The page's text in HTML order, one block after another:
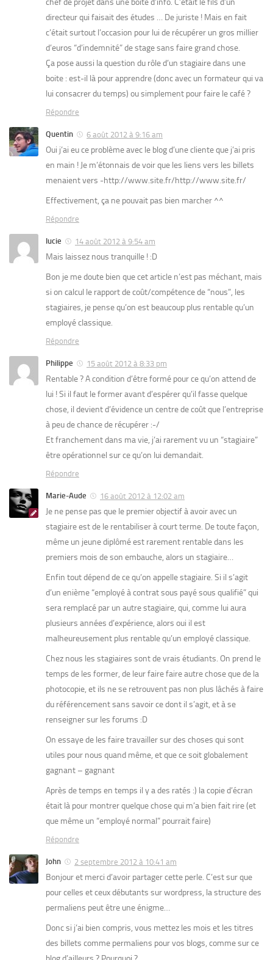
chef de projet dans une boite d’info. C’était le fils d’un
directeur qui faisait des études … De juriste ! Mais en fait
c’était surtout l’occasion pour lui de récupérer un gros millier
d’euros “d’indemnité” de stage sans faire grand chose.
Ça pose aussi la question du rôle d’un stagiaire dans une
boite : est-il là pour apprendre (donc avec un formateur qui va
lui consacrer du temps) ou simplement pour faire le café ?
Répondre
Quentin 6 août 2012 à 9:16 am
Oui j’ai eu ce problème avec le blog d’une cliente que j’ai pris
en main ! Je m’étonnais de voir que les liens vers les billets
menaient vers -http://www.site.fr/http://www.site.fr/
Effectivement, ça ne pouvait pas bien marcher ^^
Répondre
lucie 14 août 2012 à 9:54 am
Mais laissez nous tranquille ! :D
Bon je me doute bien que cet article n’est pas méchant, mais
si on calcul le rapport de coût/compétence de “nous”, les
stagiaires, je pense qu’on est beaucoup plus rentable qu’un
employé classique.
Répondre
Philippe 15 août 2012 à 8:33 pm
Rentable ? A condition d’être formé pour ce qu’on attend de
lui ! Si il faut le former avant d’espérer qu’il fasse quelque
chose, il devient d’évidence un centre de coût que l’entreprise
à peu de chance de récupérer :-/
Et franchement dans ma vie, j’ai rarement vu un “stagiaire”
être opérationnel sur ce qu’on lui demandait.
Répondre
Marie-Aude 16 août 2012 à 12:02 am
Je ne pense pas que le premier objectif à avoir avec un
stagiaire est de le rentabiliser à court terme. De toute façon,
même un jeune diplômé est rarement rentable dans les
premiers mois de son embauche, alors un stagiaire…
Enfin tout dépend de ce qu’on appelle stagiaire. Si il s’agit
d’un enième “employé à contrat sous payé sous qualifié” qui
sera remplacé par un autre stagiaire, qui, comme lui aura
plusieurs années d’expérience, alors oui il est
malheureusement plus rentable qu’un employé classique.
Chez nous les stagiaires sont de vrais étudiants. On prend le
temps de les former, de leur faire faire autre chose que de la
photocopie, et ils ne se retrouvent pas non plus lâchés à faire
du référencement sans savoir ce dont il s’agit, et à se
renseigner sur les forums :D
On essaye de les faire travailler sur des choses qui sont
utiles pour nous quand même, et que ce soit globalement
gagnant – gagnant
Après de temps en temps il y a des ratés :) la copie d’écran
était là pour montrer quelque chose qui m’a bien fait rire (et
que même un “employé normal” pourrait faire)
Répondre
John 2 septembre 2012 à 10:41 am
Bonjour et merci d’avoir partager cette perle. C’est sur que
pour celles et ceux débutants sur wordpress, la structure des
permaliens peut être une énigme…
Donc si j’ai bien compris, vous mettez les mois et les titres
des billets comme permaliens pour vos blogs, comme sur ce